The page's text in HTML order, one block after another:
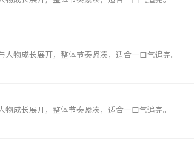
物成长展开，整体节奏紧凑，适合一口气追完。
成长展开，整体节奏紧凑，适合一口气追完。